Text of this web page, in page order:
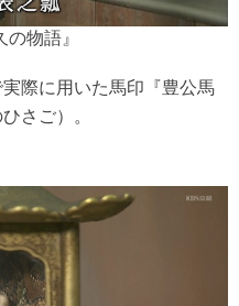
物語』
際に用いた馬印『豊公馬
さご）。